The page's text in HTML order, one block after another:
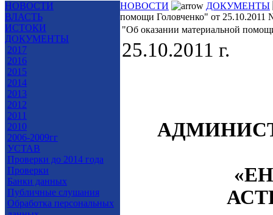
НОВОСТИ
ВЛАСТЬ
ИСТОКИ
ДОКУМЕНТЫ
2017
2016
2015
2014
2013
2012
2011
2010
2006-2009гг
УСТАВ
Проверки до 2014 года
Проверки
Банки данных
Публичные слушания
Обработка персональных
НОВОСТИ
ДОКУМЕНТЫ
помощи Головченко" от 25.10.2011
"Об оказании материальной
25.10.2011 г.